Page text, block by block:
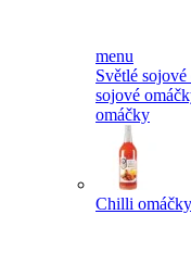
menu
Světlé
sojové
omáčky
Chilli omáčky